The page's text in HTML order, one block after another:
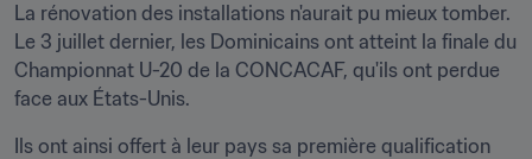
La rénovation des installations n'aurait pu mieux tomber.
Le 3 juillet dernier, les Dominicains ont atteint la finale du
Championnat U-20 de la CONCACAF, qu'ils ont perdue
face aux États-Unis.
Ils ont ainsi offert à leur pays sa première qualification